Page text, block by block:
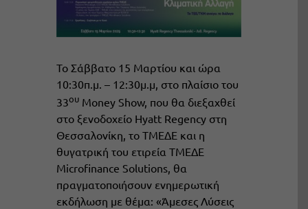
Το Σάββατο 15 Μαρτίου και ώρα
10:30π.μ. – 12:30μ.μ, στο πλαίσιο του
33ουMoney Show, που θα διεξαχθεί
στο ξενοδοχείο Hyatt Regency στη
Θεσσαλονίκη, το ΤΜΕΔΕ και η
θυγατρική του ετιρεία ΤΜΕΔΕ
Microfinance Solutions, θα
πραγματοποιήσουν ενημερωτική
εκδήλωση με θέμα: «Άμεσες Λύσεις